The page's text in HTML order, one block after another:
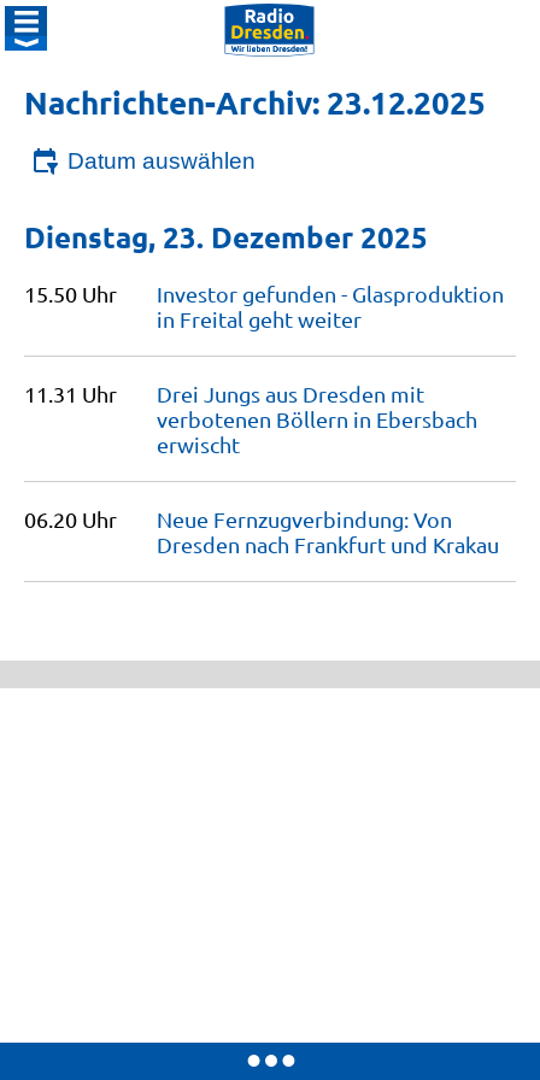
Nachrichten-Archiv: 23.12.2025
Datum auswählen
Dienstag, 23. Dezember 2025
15.50 Uhr
Investor gefunden - Glasproduktion
in Freital gehtweiter
11.31 Uhr
Drei Jungs aus Dresden mit
verbotenen Böllern in Ebersbach
erwischt
06.20 Uhr
Neue Fernzugverbindung: Von
Dresden nach Frankfurt und Krakau